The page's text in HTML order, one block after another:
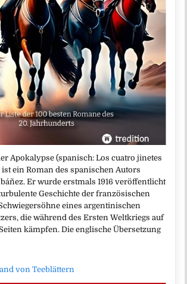
Apokalypse (spanisch: Los cuatro jinetes
ein Roman des spanischen Autors
Er wurde erstmals 1916 veröffentlicht
Geschichte der französischen
eines argentinischen
die während des Ersten Weltkriegs auf
kämpfen. Die englische Übersetzung
von Teeblättern